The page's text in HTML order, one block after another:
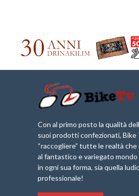
Con al primo posto la qualità
suoi prodotti confezionati, Bike
“raccogliere” tutte le realtà
al fantastico e variegato
in ogni sua forma, sia quella
professionale!